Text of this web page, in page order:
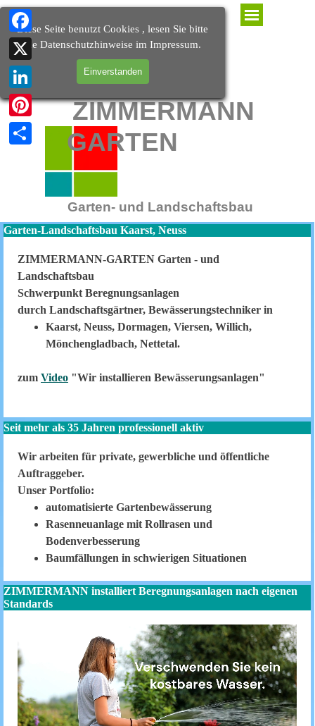
Diese Seite benutzt Cookies , lesen Sie bitte
die Datenschutzhinweise im Impressum.
Einverstanden
Direkt zum Seiteninhalt Menü überspringen
ZIMMERMANN
GARTEN
Garten- und Landschaftsbau
Garten-Landschaftsbau Kaarst, Neuss
ZIMMERMANN-GARTEN Garten - und
Landschaftsbau
Schwerpunkt Beregnungsanlagen
durch Landschaftsgärtner, Bewässerungstechniker in
Kaarst, Neuss, Dormagen, Viersen, Willich,
Mönchengladbach, Nettetal.
zum Video "Wir installieren Bewässerungsanlagen"
Seit mehr als 35 Jahren professionell aktiv
Wir arbeiten für private, gewerbliche und öffentliche
Auftraggeber.
Unser Portfolio:
automatisierte Gartenbewässerung
Rasenneuanlage mit Rollrasen und
Bodenverbesserung
Baumfällungen in schwierigen Situationen
ZIMMERMANN installiert Beregnungsanlagen nach eigenen
Standards
Facebook
X
LinkedIn
Pinterest